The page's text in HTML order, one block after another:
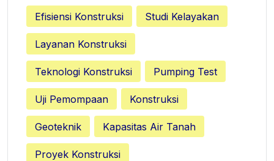
Efisiensi Konstruksi Studi Kelayakan
Layanan Konstruksi
Teknologi Konstruksi Pumping Test
Uji Pemompaan Konstruksi
Geoteknik Kapasitas Air Tanah
Proyek Konstruksi